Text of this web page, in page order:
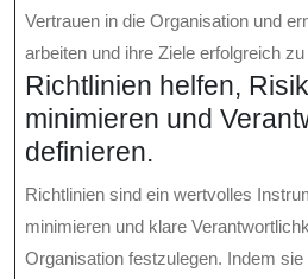
Vertrauen in die Organisation und
arbeiten und ihre Ziele erfolgreich
Richtlinien helfen,
minimieren und
definieren.
Richtlinien sind ein wertvolles
minimieren und klare
Organisation festzulegen. Indem